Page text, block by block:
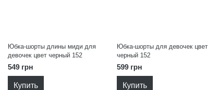
Юбка-шорты длины миди для
девочек цвет черный 152
549 грн
Купить
Юбка-шорты для девочек цвет
черный 152
599 грн
Купить